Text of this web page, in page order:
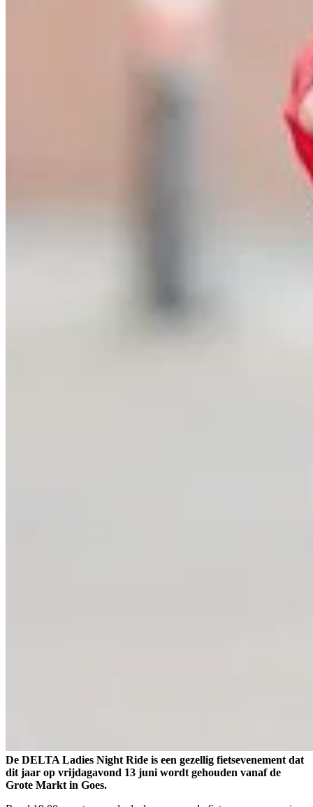
De DELTA Ladies Night Ride is een gezellig fietsevenement dat
dit jaar op vrijdagavond 13 juni wordt gehouden vanaf de
Grote Markt in Goes.